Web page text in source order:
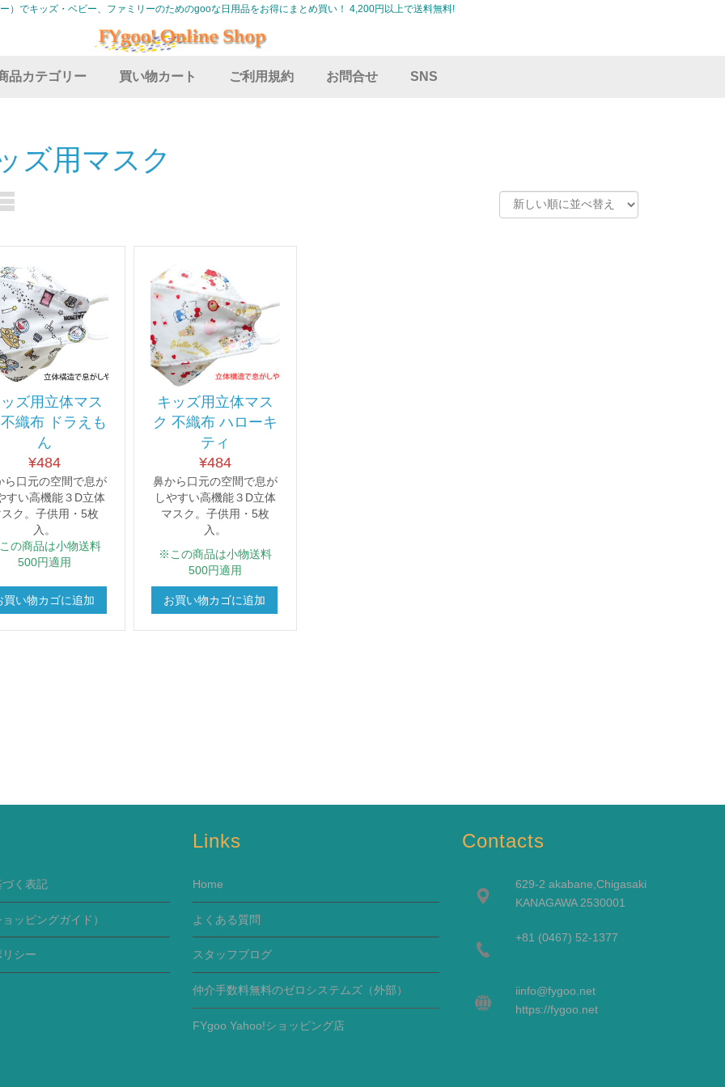
）でキッズ・ベビー、ファミリーのためのgooな日用品をお得にまとめ買い！ 4,200円以上で送料無料!
品カテゴリー 買い物カート ご利用規約 お問合せ SNS
ズ用マスク
ズ用立体マス
織布 ドラえも
ん
¥484
ら口元の空間で息が
すい高機能３D立体
スク。子供用・5枚
入。
の商品は小物送料
500円適用
買い物カゴに追加
キッズ用立体マス
ク 不織布 ハローキ
ティ
¥484
鼻から口元の空間で息が
しやすい高機能３D立体
マスク。子供用・5枚
入。
※この商品は小物送料
500円適用
お買い物カゴに追加
く表記
ョッピングガイド）
シー
Links
Home
よくある質問
スタッフブログ
仲介手数料無料のゼロシステムズ（外部）
FYgoo Yahoo!ショッピング店
Contacts
629-2 akabane,Chigasaki
KANAGAWA 2530001
+81 (0467) 52-1377
iinfo@fygoo.net
https://fygoo.net